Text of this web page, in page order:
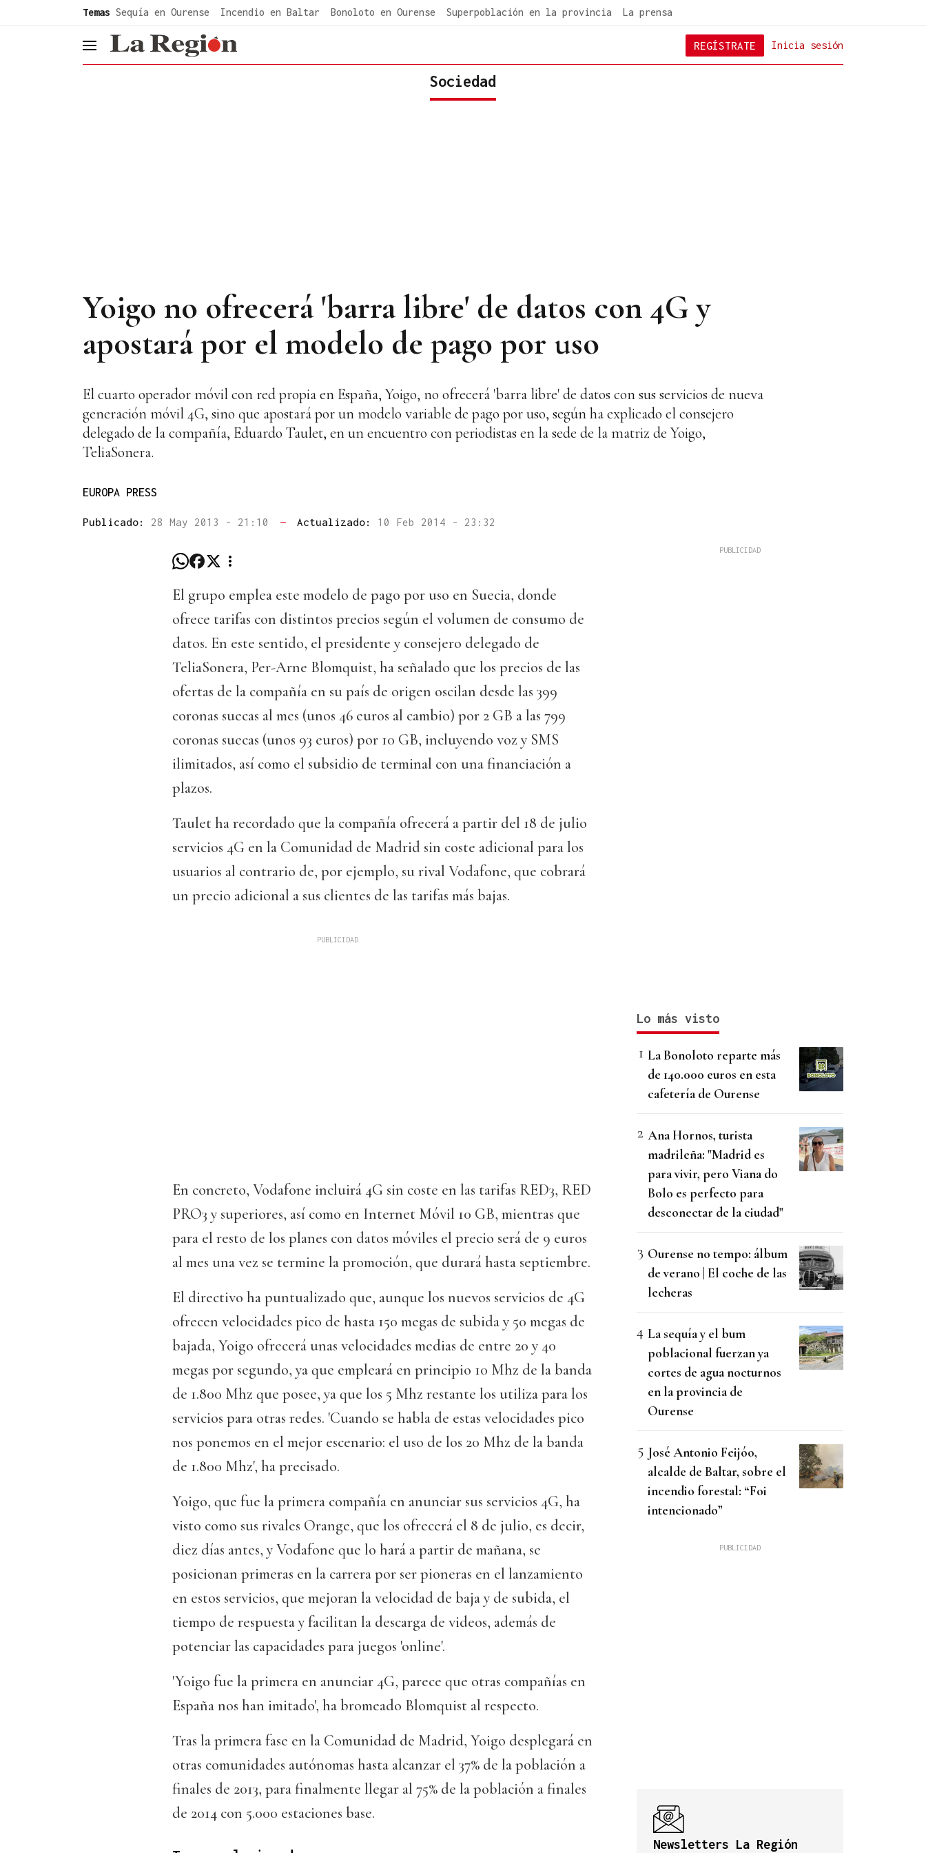
Temas Sequía en Ourense Incendio en Baltar Bonoloto en Ourense Superpoblación en la provincia La prensa
header.menu.open Inicia sesión
REGÍSTRATE
Sociedad
Yoigo no ofrecerá 'barra libre' de datos con 4G y
apostará por el modelo de pago por uso
El cuarto operador móvil con red propia en España, Yoigo, no ofrecerá 'barra libre' de datos con sus servicios de nueva
generación móvil 4G, sino que apostará por un modelo variable de pago por uso, según ha explicado el consejero
delegado de la compañía, Eduardo Taulet, en un encuentro con periodistas en la sede de la matriz de Yoigo,
TeliaSonera.
EUROPA PRESS
Publicado: 28 May 2013 - 21:10 — Actualizado: 10 Feb 2014 - 23:32
El grupo emplea este modelo de pago por uso en Suecia, donde
ofrece tarifas con distintos precios según el volumen de consumo de
datos. En este sentido, el presidente y consejero delegado de
TeliaSonera, Per-Arne Blomquist, ha señalado que los precios de las
ofertas de la compañía en su país de origen oscilan desde las 399
coronas suecas al mes (unos 46 euros al cambio) por 2 GB a las 799
coronas suecas (unos 93 euros) por 10 GB, incluyendo voz y SMS
ilimitados, así como el subsidio de terminal con una financiación a
plazos.
Taulet ha recordado que la compañía ofrecerá a partir del 18 de julio
servicios 4G en la Comunidad de Madrid sin coste adicional para los
usuarios al contrario de, por ejemplo, su rival Vodafone, que cobrará
un precio adicional a sus clientes de las tarifas más bajas.
En concreto, Vodafone incluirá 4G sin coste en las tarifas RED3, RED
PRO3 y superiores, así como en Internet Móvil 10 GB, mientras que
para el resto de los planes con datos móviles el precio será de 9 euros
al mes una vez se termine la promoción, que durará hasta septiembre.
El directivo ha puntualizado que, aunque los nuevos servicios de 4G
ofrecen velocidades pico de hasta 150 megas de subida y 50 megas de
bajada, Yoigo ofrecerá unas velocidades medias de entre 20 y 40
megas por segundo, ya que empleará en principio 10 Mhz de la banda
de 1.800 Mhz que posee, ya que los 5 Mhz restante los utiliza para los
servicios para otras redes. 'Cuando se habla de estas velocidades pico
nos ponemos en el mejor escenario: el uso de los 20 Mhz de la banda
de 1.800 Mhz', ha precisado.
Yoigo, que fue la primera compañía en anunciar sus servicios 4G, ha
visto como sus rivales Orange, que los ofrecerá el 8 de julio, es decir,
diez días antes, y Vodafone que lo hará a partir de mañana, se
posicionan primeras en la carrera por ser pioneras en el lanzamiento
en estos servicios, que mejoran la velocidad de baja y de subida, el
tiempo de respuesta y facilitan la descarga de videos, además de
potenciar las capacidades para juegos 'online'.
'Yoigo fue la primera en anunciar 4G, parece que otras compañías en
España nos han imitado', ha bromeado Blomquist al respecto.
Tras la primera fase en la Comunidad de Madrid, Yoigo desplegará en
otras comunidades autónomas hasta alcanzar el 37% de la población a
finales de 2013, para finalmente llegar al 75% de la población a finales
de 2014 con 5.000 estaciones base.
Lo más visto
La Bonoloto reparte más
de 140.000 euros en esta
cafetería de Ourense
Ana Hornos, turista
madrileña: "Madrid es
para vivir, pero Viana do
Bolo es perfecto para
desconectar de la ciudad"
Ourense no tempo: álbum
de verano | El coche de las
lecheras
La sequía y el bum
poblacional fuerzan ya
cortes de agua nocturnos
en la provincia de
Ourense
José Antonio Feijóo,
alcalde de Baltar, sobre el
incendio forestal: “Foi
intencionado”
Newsletters La Región